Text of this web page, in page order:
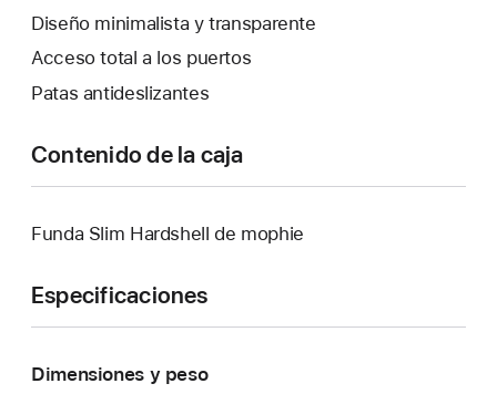
Diseño minimalista y transparente
Acceso total a los puertos
Patas antideslizantes
Contenido de la caja
Funda Slim Hardshell de mophie
Especificaciones
Dimensiones y peso